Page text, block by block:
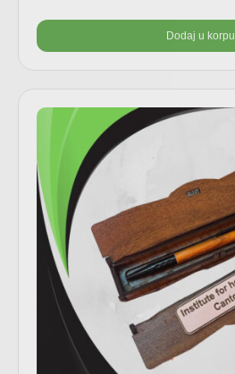
Dodaj u korpu